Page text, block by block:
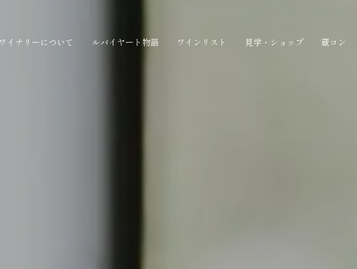
イナリーについて ルバイヤート物語 ワインリスト 見学・ショップ 蔵コン